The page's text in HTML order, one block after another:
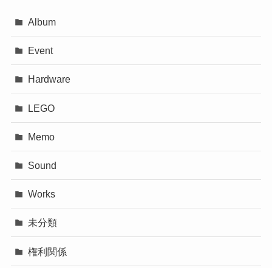
Album
Event
Hardware
LEGO
Memo
Sound
Works
未分類
権利関係